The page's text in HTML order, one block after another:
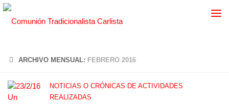
ARCHIVO MENSUAL: FEBRERO 2016
NOTICIAS O CRÓNICAS DE ACTIVIDADES
REALIZADAS